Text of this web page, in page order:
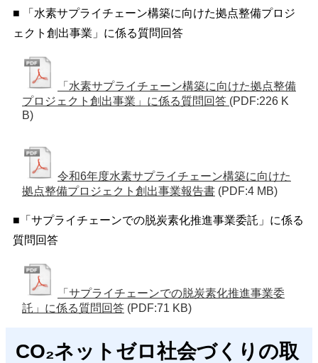
■ 「水素サプライチェーン構築に向けた拠点整備プロジ
ェクト創出事業」に係る質問回答
「水素サプライチェーン構築に向けた拠点整備
プロジェクト創出事業」に係る質問回答 (PDF:226 K
B)
令和6年度水素サプライチェーン構築に向けた
拠点整備プロジェクト創出事業報告書 (PDF:4 MB)
■「サプライチェーンでの脱炭素化推進事業委託」に係る
質問回答
「サプライチェーンでの脱炭素化推進事業委
託」に係る質問回答 (PDF:71 KB)
CO₂ネットゼロ社会づくりの取